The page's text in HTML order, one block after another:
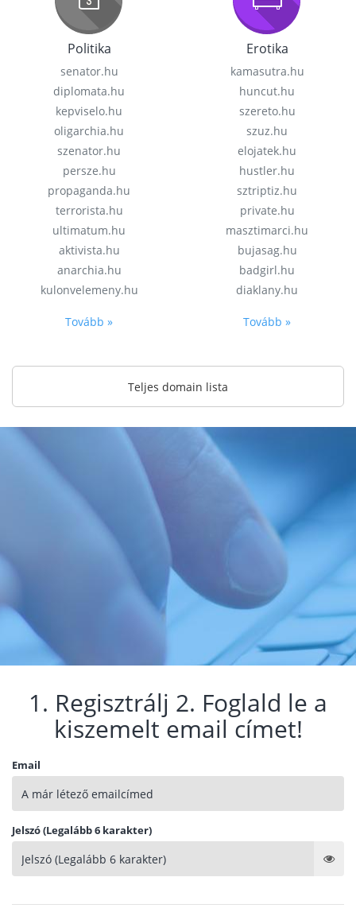
Politika
senator.hu
diplomata.hu
kepviselo.hu
oligarchia.hu
szenator.hu
persze.hu
propaganda.hu
terrorista.hu
ultimatum.hu
aktivista.hu
anarchia.hu
kulonvelemeny.hu
Tovább »
Erotika
kamasutra.hu
huncut.hu
szereto.hu
szuz.hu
elojatek.hu
hustler.hu
sztriptiz.hu
private.hu
masztimarci.hu
bujasag.hu
badgirl.hu
diaklany.hu
Tovább »
Teljes domain lista
1. Regisztrálj 2. Foglald le a
kiszemelt email címet!
Email
Jelszó (Legalább 6 karakter)